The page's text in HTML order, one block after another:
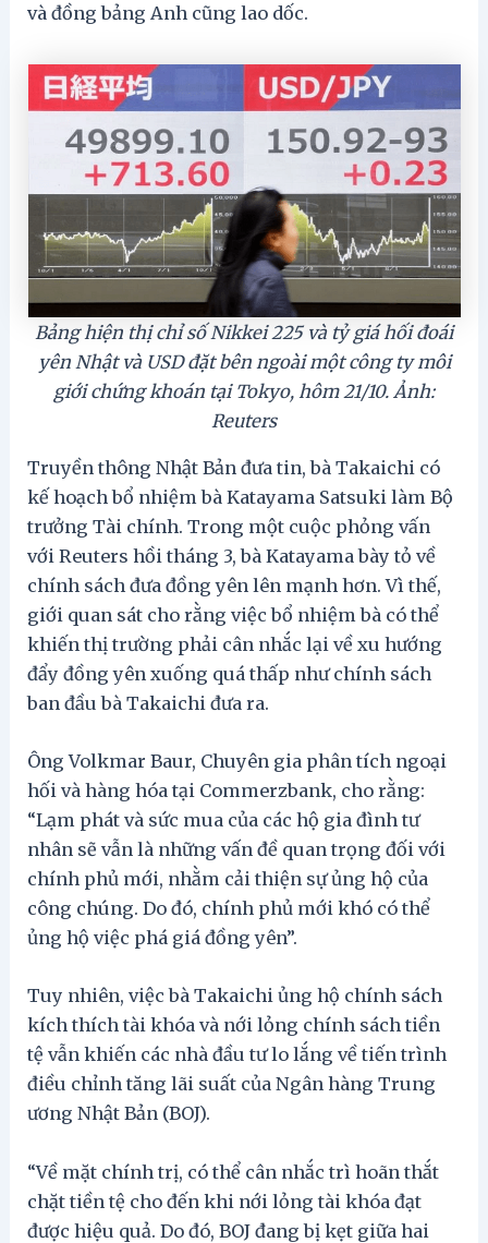
và đồng bảng Anh cũng lao dốc.
Bảng hiện thị chỉ số Nikkei 225 và tỷ giá hối đoái
yên Nhật và USD đặt bên ngoài một công ty môi
giới chứng khoán tại Tokyo, hôm 21/10. Ảnh:
Reuters
Truyền thông Nhật Bản đưa tin, bà Takaichi có
kế hoạch bổ nhiệm bà Katayama Satsuki làm Bộ
trưởng Tài chính. Trong một cuộc phỏng vấn
với Reuters hồi tháng 3, bà Katayama bày tỏ về
chính sách đưa đồng yên lên mạnh hơn. Vì thế,
giới quan sát cho rằng việc bổ nhiệm bà có thể
khiến thị trường phải cân nhắc lại về xu hướng
đẩy đồng yên xuống quá thấp như chính sách
ban đầu bà Takaichi đưa ra.
Ông Volkmar Baur, Chuyên gia phân tích ngoại
hối và hàng hóa tại Commerzbank, cho rằng:
“Lạm phát và sức mua của các hộ gia đình tư
nhân sẽ vẫn là những vấn đề quan trọng đối với
chính phủ mới, nhằm cải thiện sự ủng hộ của
công chúng. Do đó, chính phủ mới khó có thể
ủng hộ việc phá giá đồng yên”.
Tuy nhiên, việc bà Takaichi ủng hộ chính sách
kích thích tài khóa và nới lỏng chính sách tiền
tệ vẫn khiến các nhà đầu tư lo lắng về tiến trình
điều chỉnh tăng lãi suất của Ngân hàng Trung
ương Nhật Bản (BOJ).
“Về mặt chính trị, có thể cân nhắc trì hoãn thắt
chặt tiền tệ cho đến khi nới lỏng tài khóa đạt
được hiệu quả. Do đó, BOJ đang bị kẹt giữa hai